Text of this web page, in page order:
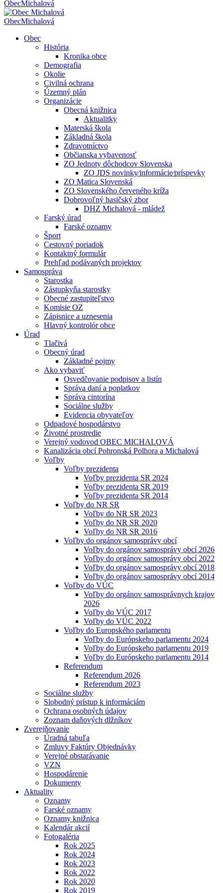
ObecMichalová
ObecMichalová
Obec
História
Kronika obce
Demografia
Okolie
Civilná ochrana
Územný plán
Organizácie
Obecná knižnica
Aktualitky
Materská škola
Základná škola
Zdravotníctvo
Občianska vybavenosť
ZO Jednoty dôchodcov Slovenska
ZO JDS novinky⁄informácie⁄príspevky
ZO Matica Slovenská
ZO Slovenského červeného kríža
Dobrovoľný hasičský zbor
DHZ Michalová - mládež
Farský úrad
Farské oznamy
Šport
Cestovný poriadok
Kontaktný formulár
Prehľad podávaných projektov
Samospráva
Starostka
Zástupkyňa starostky
Obecné zastupiteľstvo
Komisie OZ
Zápisnice a uznesenia
Hlavný kontrolór obce
Úrad
Tlačivá
Obecný úrad
Základné pojmy
Ako vybaviť
Osvedčovanie podpisov a listín
Správa daní a poplatkov
Správa cintorína
Sociálne služby
Evidencia obyvateľov
Odpadové hospodárstvo
Životné prostredie
Verejný vodovod OBEC MICHALOVÁ
Kanalizácia obcí Pohronská Polhora a Michalová
Voľby
Voľby prezidenta
Voľby prezidenta SR 2024
Voľby prezidenta SR 2019
Voľby prezidenta SR 2014
Voľby do NR SR
Voľby do NR SR 2023
Voľby do NR SR 2020
Voľby do NR SR 2016
Voľby do orgánov samosprávy obcí
Voľby do orgánov samosprávy obcí 2026
Voľby do orgánov samosprávy obcí 2022
Voľby do orgánov samosprávy obcí 2018
Voľby do orgánov samosprávy obcí 2014
Voľby do VÚC
Voľby do orgánov samosprávnych krajov
2026
Voľby do VÚC 2017
Voľby do VÚC 2022
Voľby do Europského parlamentu
Voľby do Európskeho parlamentu 2024
Voľby do Európskeho parlamentu 2019
Voľby do Európskeho parlamentu 2014
Referendum
Referendum 2026
Referendum 2023
Sociálne služby
Slobodný prístup k informáciám
Ochrana osobných údajov
Zoznam daňových dlžníkov
Zverejňovanie
Úradná tabuľa
Zmluvy Faktúry Objednávky
Verejné obstarávanie
VZN
Hospodárenie
Dokumenty
Aktuality
Oznamy
Farské oznamy
Oznamy knižnica
Kalendár akcií
Fotogaléria
Rok 2025
Rok 2024
Rok 2023
Rok 2022
Rok 2020
Rok 2019